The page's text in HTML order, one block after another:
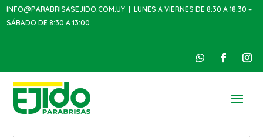
INFO@PARABRISASEJIDO.COM.UY | LUNES A VIERNES DE 8:30 A 18:30 –
SÁBADO DE 8:30 A 13:00